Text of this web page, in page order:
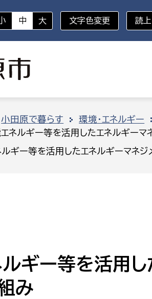
防災・ハザー
分野を選
戸籍
福祉・
中 大 文字色変更 読
小田原で暮らす 環境・エネルギー
ネルギー等を活用したエネルギーマ
ギー等を活用したエネルギーマネジ
ギー等を活用
み